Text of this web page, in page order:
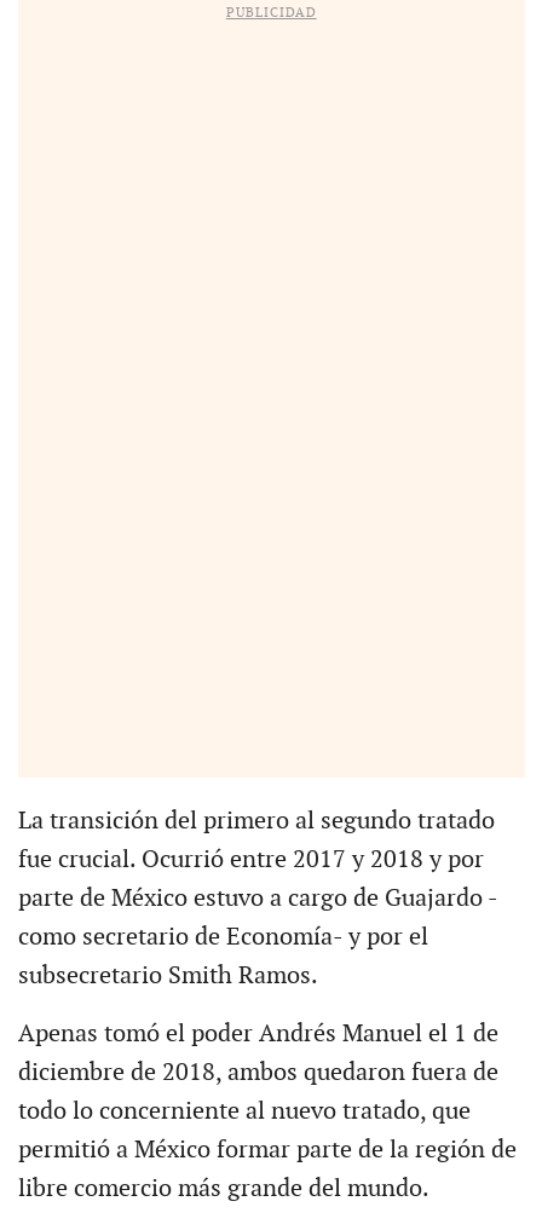
PUBLICIDAD
La transición del primero al segundo tratado
fue crucial. Ocurrió entre 2017 y 2018 y por
parte de México estuvo a cargo de Guajardo -
como secretario de Economía- y por el
subsecretario Smith Ramos.
Apenas tomó el poder Andrés Manuel el 1 de
diciembre de 2018, ambos quedaron fuera de
todo lo concerniente al nuevo tratado, que
permitió a México formar parte de la región de
libre comercio más grande del mundo.